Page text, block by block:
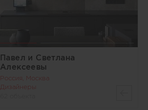
Павел и Светлана
Алексеевы
Россия, Москва
Дизайнеры